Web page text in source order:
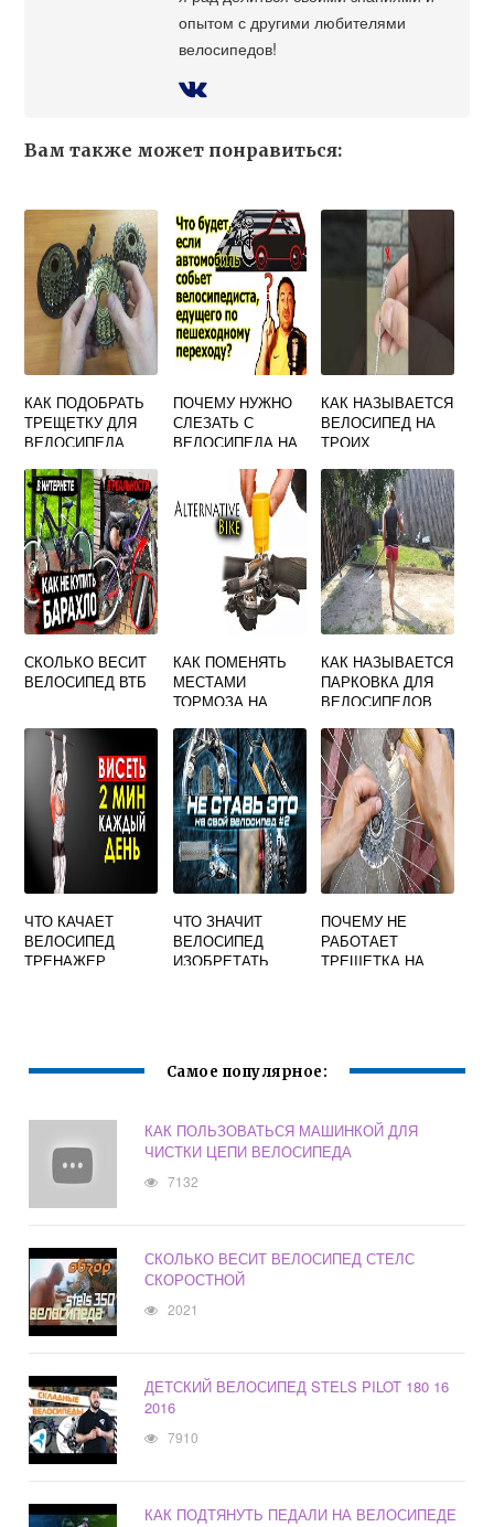
опытом с другими любителями
велосипедов!
Вам также может понравиться:
КАК ПОДОБРАТЬ
ТРЕЩЕТКУ ДЛЯ
ВЕЛОСИПЕДА
ПОЧЕМУ НУЖНО
СЛЕЗАТЬ С
ВЕЛОСИПЕДА НА
ПЕРЕХОДЕ
КАК НАЗЫВАЕТСЯ
ВЕЛОСИПЕД НА
ТРОИХ
СКОЛЬКО ВЕСИТ
ВЕЛОСИПЕД ВТБ
КАК ПОМЕНЯТЬ
МЕСТАМИ
ТОРМОЗА НА
КАК НАЗЫВАЕТСЯ
ПАРКОВКА ДЛЯ
ВЕЛОСИПЕДОВ
ЧТО КАЧАЕТ
ВЕЛОСИПЕД
ТРЕНАЖЕР
ЧТО ЗНАЧИТ
ВЕЛОСИПЕД
ИЗОБРЕТАТЬ
ПОЧЕМУ НЕ
РАБОТАЕТ
ТРЕЩЕТКА НА
Самое популярное:
КАК ПОЛЬЗОВАТЬСЯ МАШИНКОЙ ДЛЯ
ЧИСТКИ ЦЕПИ ВЕЛОСИПЕДА
7132
СКОЛЬКО ВЕСИТ ВЕЛОСИПЕД СТЕЛС
СКОРОСТНОЙ
2021
ДЕТСКИЙ ВЕЛОСИПЕД STELS PILOT 180 16
2016
7910
КАК ПОДТЯНУТЬ ПЕДАЛИ НА ВЕЛОСИПЕДЕ